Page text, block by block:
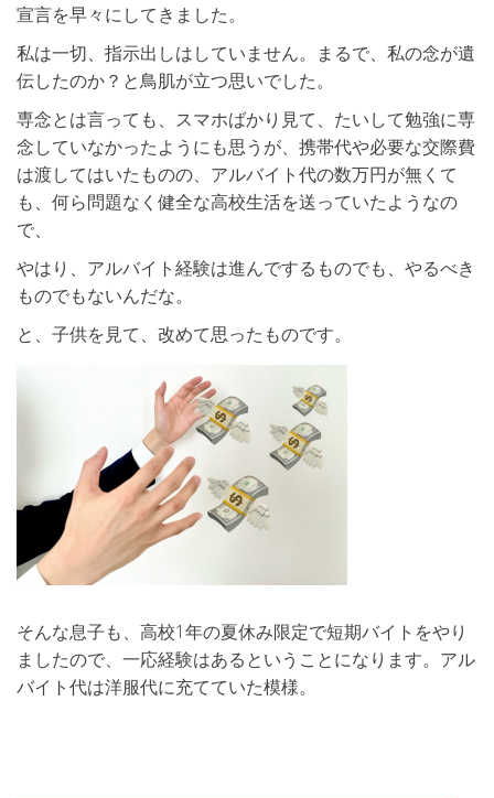
宣言を早々にしてきました。
私は一切、指示出しはしていません。まるで、私の念が遺
伝したのか？と鳥肌が立つ思いでした。
専念とは言っても、スマホばかり見て、たいして勉強に専
念していなかったようにも思うが、携帯代や必要な交際費
は渡してはいたものの、アルバイト代の数万円が無くて
も、何ら問題なく健全な高校生活を送っていたようなの
で、
やはり、アルバイト経験は進んでするものでも、やるべき
ものでもないんだな。
と、子供を見て、改めて思ったものです。
そんな息子も、高校1年の夏休み限定で短期バイトをやり
ましたので、一応経験はあるということになります。アル
バイト代は洋服代に充てていた模様。